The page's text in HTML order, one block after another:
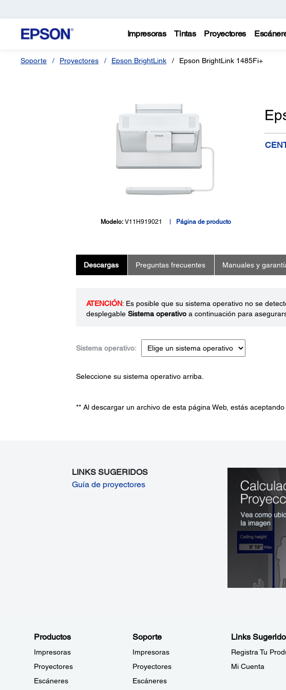
Impresoras Tintas Proyectores
Soporte Proyectores Epson BrightLink Epson BrightLink 1485Fi+
Modelo: V11H919021 Página de producto
Descargas Preguntas frecuentes Manuales y
ATENCIÓN: Es posible que su sistema operativo no se
desplegable Sistema operativoa continuación para
Sistema operativo:
Seleccione su sistema operativo arriba.
** Al descargar un archivo de esta página Web, estás
LINKS SUGERIDOS
Guía de proyectores
Productos
Impresoras
Proyectores
Escáneres
Soporte
Impresoras
Proyectores
Escáneres
Links
Registra Tu
Mi Cuenta